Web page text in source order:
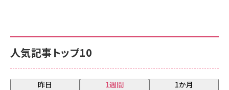
人気記事トップ10
昨日 1週間 1か月